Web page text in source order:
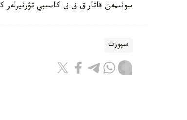
سونىمەن قاتار ق ف ف كاسىبي تۋرنيرلەر
سپورت